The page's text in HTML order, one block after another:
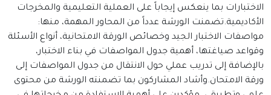
الاختبارات بما ينعكس إيجاباً على العملية التعليمية والمخرجات
الأكاديمية.تضمنت الورشة عدداً من المحاور المهمة، منها:
مواصفات الاختبار الجيد وخصائص الورقة الامتحانية، أنواع الأسئلة
وقواعد صياغتها، أهمية جدول المواصفات في بناء الاختبار،
بالإضافة إلى تدريب عملي حول الانتقال من جدول المواصفات إلى
ورقة الامتحان.وأشاد المشاركون بما تضمنته الورشة من محتوى